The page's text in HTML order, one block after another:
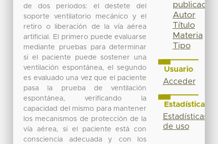
de dos periodos: el destete del
soporte ventilatorio mecánico y el
retiro o liberación de la vía aérea
artificial. El primero puede evaluarse
mediante pruebas para determinar
si el paciente puede sostener una
ventilación espontánea, el segundo
es evaluado una vez que el paciente
pasa la prueba de ventilación
espontánea, verificando la
capacidad del mismo para mantener
los mecanismos de protección de la
vía aérea, si el paciente está con
consciencia adecuada y con los
publicación
Autor
Título
Materia
Tipo
Usuario
Acceder
Estadísticas
Estadísticas
de uso